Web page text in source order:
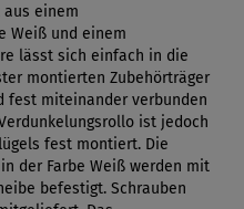
aus einem
Weiß und einem
lässt sich einfach in die
montierten Zubehörträger
fest miteinander verbunden
ist jedoch
fest montiert. Die
der Farbe Weiß werden mit
befestigt. Schrauben